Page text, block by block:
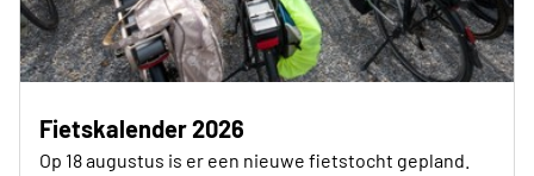
Fietskalender 2026
Op 18 augustus is er een nieuwe fietstocht gepland.